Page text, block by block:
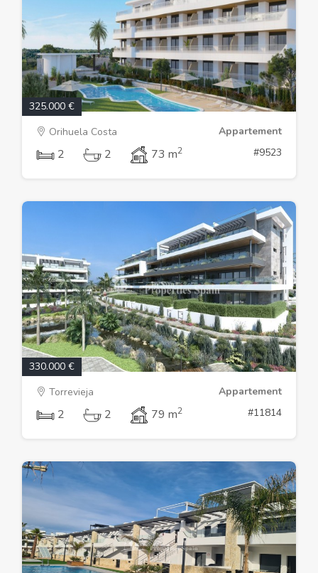
325.000 €
Orihuela Costa
Appartement
2 2 73 m2 #9523
330.000 €
Torrevieja
Appartement
2 2 79 m2 #11814